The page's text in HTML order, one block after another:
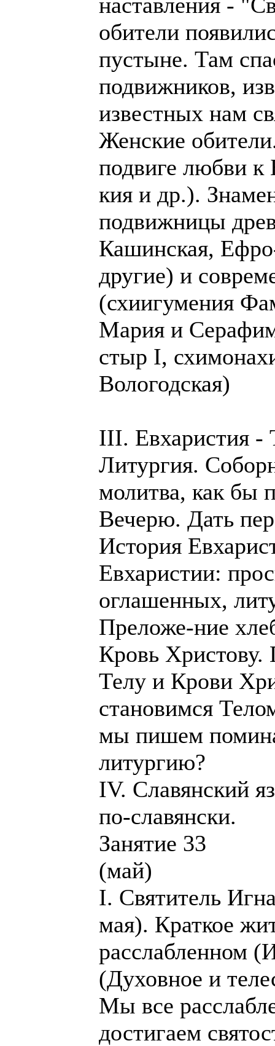
обители
пустыне. Там
подвижников,
известных нам
Женские
подвиге любви к
кия и др.).
подвижницы
Кашинская,
другие) и
(схиигумения
Мария и
стыр I,
Вологодская)
III. Евхаристия -
Литургия.
молитва, как бы
Вечерю. Дать
История
Евхаристии:
оглашенных,
Преложе-ние
Кровь Христову.
Телу и Крови
становимся
мы пишем
литургию?
IV. Славянский
по-славянски.
Занятие 33
(май)
I. Святитель
мая). Краткое
расслабленном
(Духовное и
Мы все
достигаем